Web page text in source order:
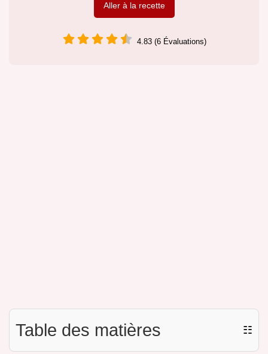
Aller à la recette
4.83 (6 Évaluations)
Table des matières ☷